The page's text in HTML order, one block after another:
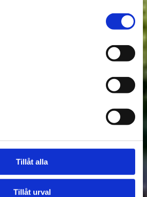
Tillåt alla
Tillåt urval